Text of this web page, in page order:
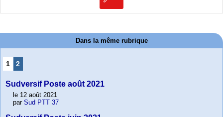
Dans la même rubrique
1 2
Sudversif Poste août 2021
le 12 août 2021
par Sud PTT 37